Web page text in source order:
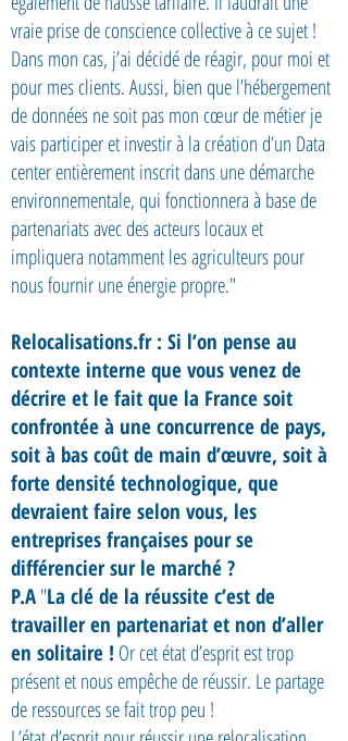
vraie prise de conscience collective à ce sujet !
Dans mon cas, j’ai décidé de réagir, pour moi et
pour mes clients. Aussi, bien que l’hébergement
de données ne soit pas mon cœur de métier je
vais participer et investir à la création d’un Data
center entièrement inscrit dans une démarche
environnementale, qui fonctionnera à base de
partenariats avec des acteurs locaux et
impliquera notamment les agriculteurs pour
nous fournir une énergie propre."
Relocalisations.fr : Si l’on pense au
contexte interne que vous venez de
décrire et le fait que la France soit
confrontée à une concurrence de pays,
soit à bas coût de main d’œuvre, soit à
forte densité technologique, que
devraient faire selon vous, les
entreprises françaises pour se
différencier sur le marché ?
P.A"La clé de la réussite c’est de
travailler en partenariat et non d’aller
en solitaire ! Or cet état d’esprit est trop
présent et nous empêche de réussir. Le partage
de ressources se fait trop peu !